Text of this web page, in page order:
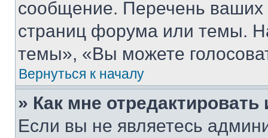
сообщение. Перечень ваших
страниц форума или темы.
темы», «Вы можете
Вернуться к началу
» Как мне
Если вы не являетесь